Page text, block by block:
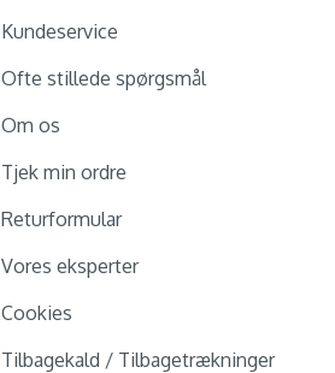
Kundeservice
Ofte stillede spørgsmål
Om os
Tjek min ordre
Returformular
Vores eksperter
Cookies
Tilbagekald / Tilbagetrækninger